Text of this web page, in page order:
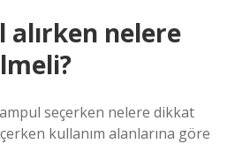
alırken nelere
seçerken nelere dikkat
kullanım alanlarına göre